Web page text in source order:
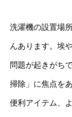
洗濯機の設置場
んあります。埃
問題が起きがち
掃除」に焦点を
便利アイテム、